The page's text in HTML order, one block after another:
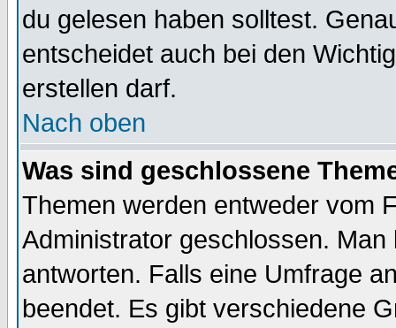
du gelesen haben solltest.
entscheidet auch bei den
erstellen darf.
Nach oben
Was sind geschlossene
Themen werden entweder vom
Administrator geschlossen.
antworten. Falls eine Umfrage
beendet. Es gibt verschiedene